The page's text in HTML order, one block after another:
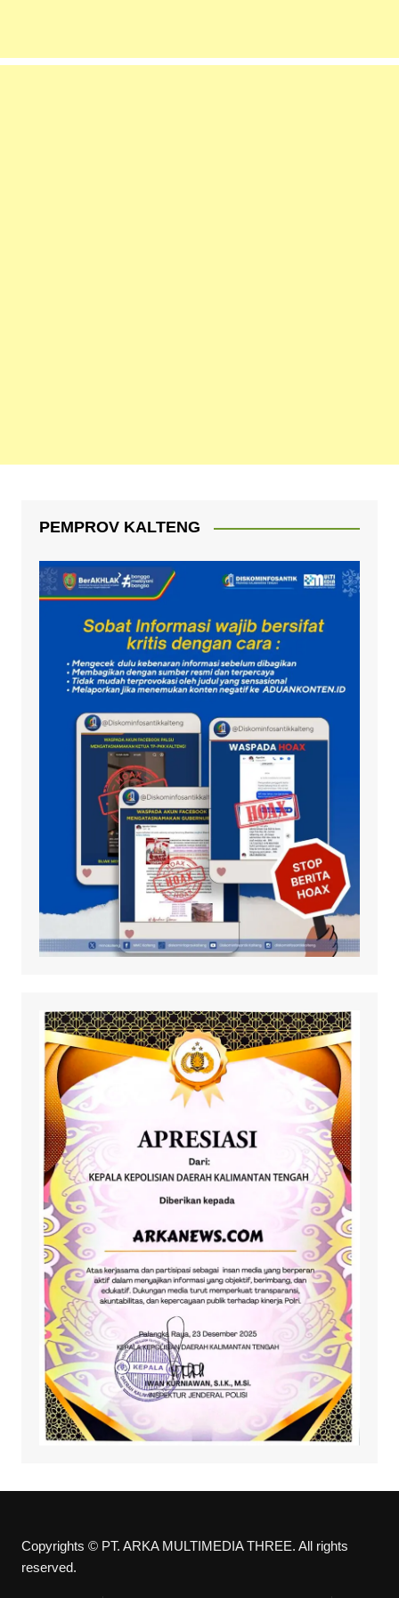
PEMPROV KALTENG
Copyrights © PT. ARKA MULTIMEDIA THREE. All rights
reserved.